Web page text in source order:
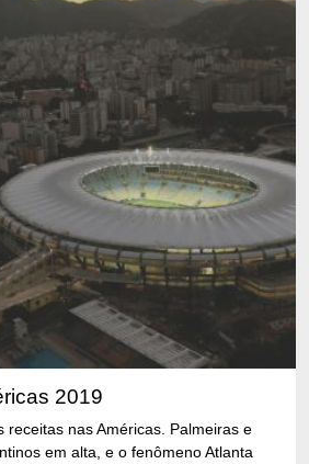
2019
receitas nas Américas. Palmeiras e
em alta, e o fenômeno Atlanta